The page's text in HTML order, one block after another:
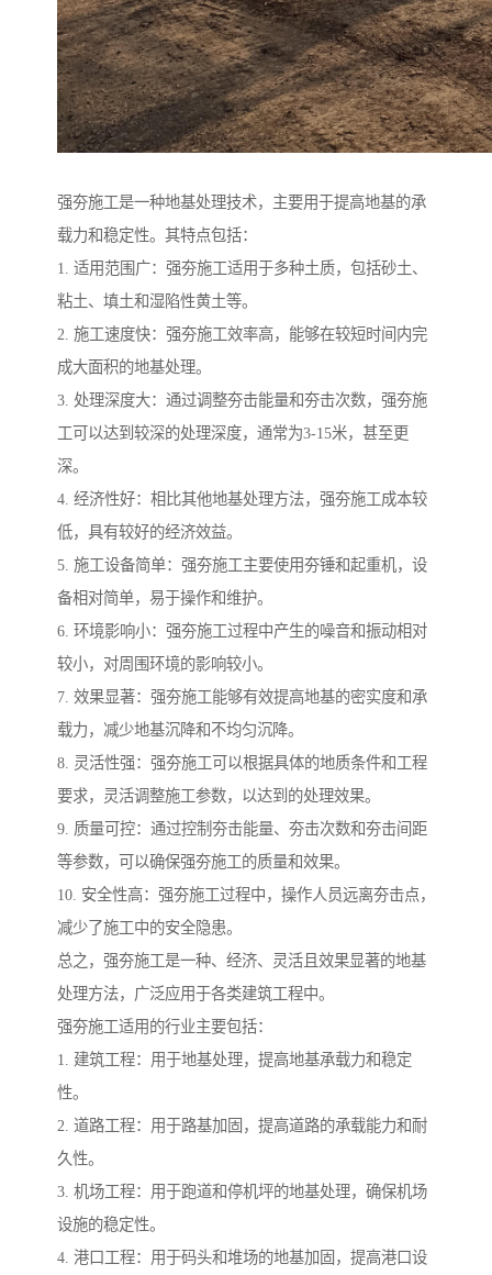
强夯施工是一种地基处理技术，主要用于提高地基的承
载力和稳定性。其特点包括：
1. 适用范围广：强夯施工适用于多种土质，包括砂土、
粘土、填土和湿陷性黄土等。
2. 施工速度快：强夯施工效率高，能够在较短时间内完
成大面积的地基处理。
3. 处理深度大：通过调整夯击能量和夯击次数，强夯施
工可以达到较深的处理深度，通常为3-15米，甚至更
深。
4. 经济性好：相比其他地基处理方法，强夯施工成本较
低，具有较好的经济效益。
5. 施工设备简单：强夯施工主要使用夯锤和起重机，设
备相对简单，易于操作和维护。
6. 环境影响小：强夯施工过程中产生的噪音和振动相对
较小，对周围环境的影响较小。
7. 效果显著：强夯施工能够有效提高地基的密实度和承
载力，减少地基沉降和不均匀沉降。
8. 灵活性强：强夯施工可以根据具体的地质条件和工程
要求，灵活调整施工参数，以达到的处理效果。
9. 质量可控：通过控制夯击能量、夯击次数和夯击间距
等参数，可以确保强夯施工的质量和效果。
10. 安全性高：强夯施工过程中，操作人员远离夯击点，
减少了施工中的安全隐患。
总之，强夯施工是一种、经济、灵活且效果显著的地基
处理方法，广泛应用于各类建筑工程中。
强夯施工适用的行业主要包括：
1. 建筑工程：用于地基处理，提高地基承载力和稳定
性。
2. 道路工程：用于路基加固，提高道路的承载能力和耐
久性。
3. 机场工程：用于跑道和停机坪的地基处理，确保机场
设施的稳定性。
4. 港口工程：用于码头和堆场的地基加固，提高港口设